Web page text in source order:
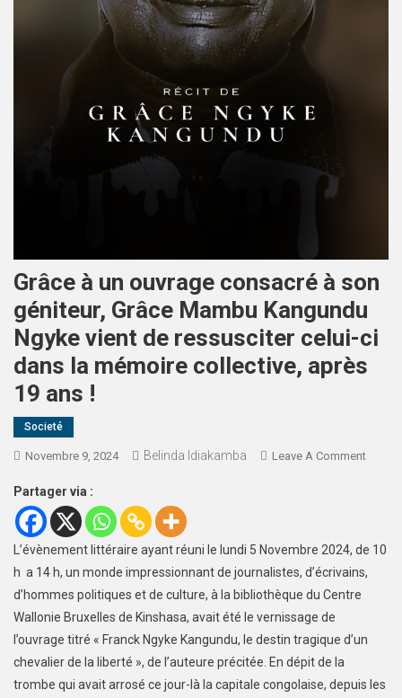
Grâce à un ouvrage consacré à son
géniteur, Grâce Mambu Kangundu
Ngyke vient de ressusciter celui-ci
dans la mémoire collective, après
19 ans !
Societé
Novembre 9, 2024 Belinda Idiakamba Leave A Comment
Partager via :
L’évènement littéraire ayant réuni le lundi 5 Novembre 2024, de 10
h a 14 h, un monde impressionnant de journalistes, d’écrivains,
d’hommes politiques et de culture, à la bibliothèque du Centre
Wallonie Bruxelles de Kinshasa, avait été le vernissage de
l’ouvrage titré « Franck Ngyke Kangundu, le destin tragique d’un
chevalier de la liberté », de l’auteure précitée. En dépit de la
trombe qui avait arrosé ce jour-là la capitale congolaise, depuis les